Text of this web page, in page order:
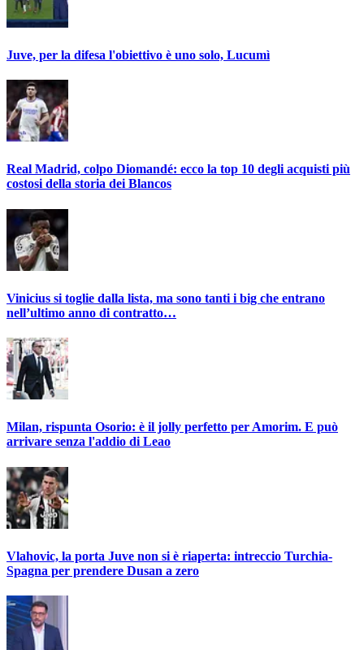
Juve, per la difesa l'obiettivo è uno solo, Lucumì
Real Madrid, colpo Diomandé: ecco la top 10 degli acquisti più
costosi della storia dei Blancos
Vinicius si toglie dalla lista, ma sono tanti i big che entrano
nell’ultimo anno di contratto…
Milan, rispunta Osorio: è il jolly perfetto per Amorim. E può
arrivare senza l'addio di Leao
Vlahovic, la porta Juve non si è riaperta: intreccio Turchia-
Spagna per prendere Dusan a zero